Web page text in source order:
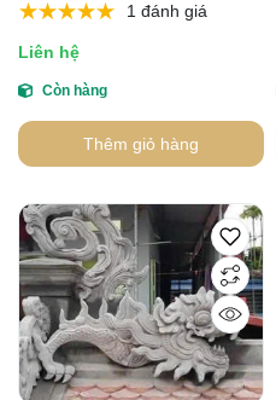
1 đánh giá
Liên hệ
Còn hàng
Thêm giỏ hàng